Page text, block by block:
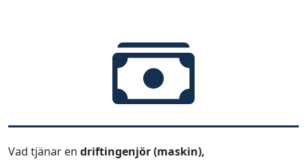
Vad tjänar en driftingenjör (maskin),